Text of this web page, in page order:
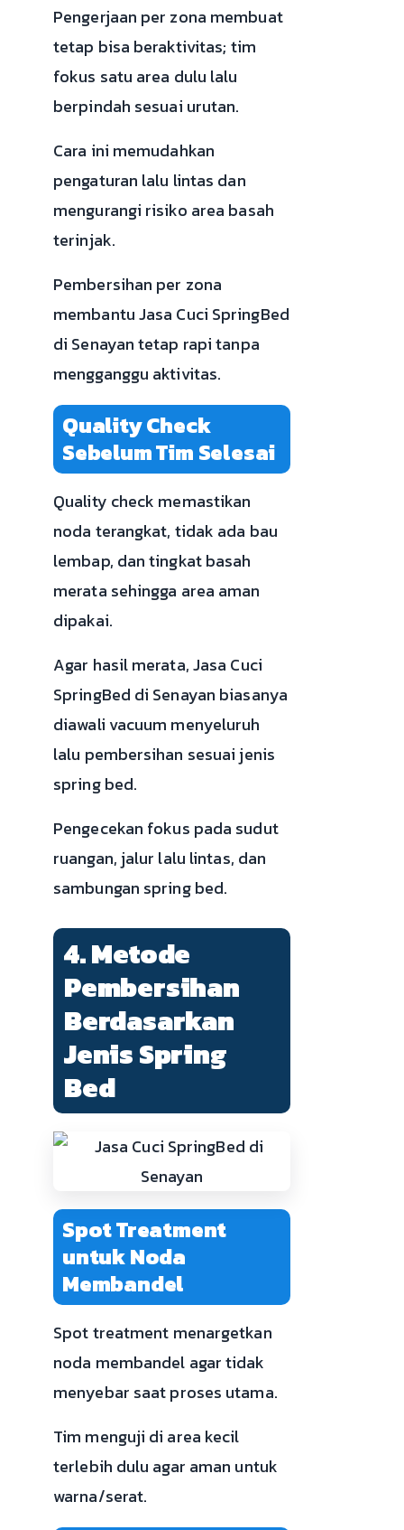
Pengerjaan per zona membuat
tetap bisa beraktivitas; tim
fokus satu area dulu lalu
berpindah sesuai urutan.
Cara ini memudahkan
pengaturan lalu lintas dan
mengurangi risiko area basah
terinjak.
Pembersihan per zona
membantu Jasa Cuci SpringBed
di Senayan tetap rapi tanpa
mengganggu aktivitas.
Quality Check
Sebelum Tim Selesai
Quality check memastikan
noda terangkat, tidak ada bau
lembap, dan tingkat basah
merata sehingga area aman
dipakai.
Agar hasil merata, Jasa Cuci
SpringBed di Senayan biasanya
diawali vacuum menyeluruh
lalu pembersihan sesuai jenis
spring bed.
Pengecekan fokus pada sudut
ruangan, jalur lalu lintas, dan
sambungan spring bed.
4. Metode
Pembersihan
Berdasarkan
Jenis Spring
Bed
Spot Treatment
untuk Noda
Membandel
Spot treatment menargetkan
noda membandel agar tidak
menyebar saat proses utama.
Tim menguji di area kecil
terlebih dulu agar aman untuk
warna/serat.